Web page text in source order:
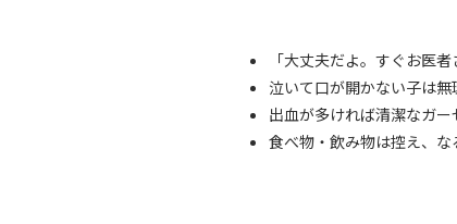
「大丈夫だよ。すぐお医
泣いて口が開かない子は無
出血が多ければ清潔なガ
食べ物・飲み物は控え、